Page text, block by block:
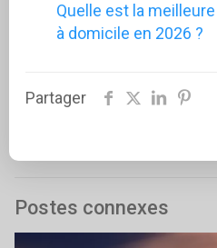
Quelle est la
à domicile en 2026 ?
Partager
Postes connexes